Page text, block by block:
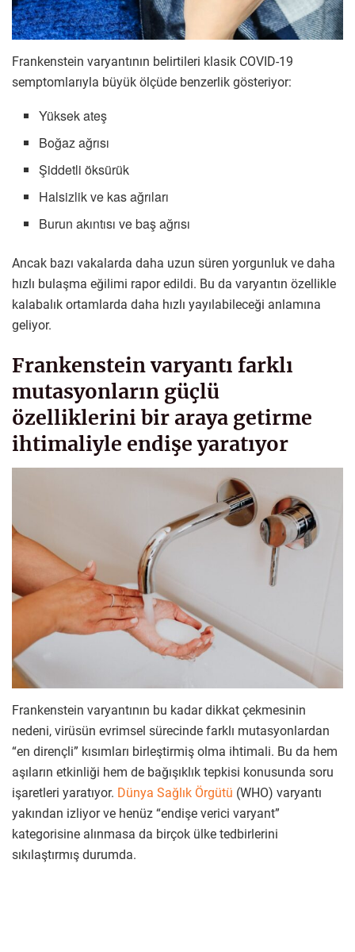
Frankenstein varyantının belirtileri klasik COVID-19
semptomlarıyla büyük ölçüde benzerlik gösteriyor:
Yüksek ateş
Boğaz ağrısı
Şiddetli öksürük
Halsizlik ve kas ağrıları
Burun akıntısı ve baş ağrısı
Ancak bazı vakalarda daha uzun süren yorgunluk ve daha
hızlı bulaşma eğilimi rapor edildi. Bu da varyantın özellikle
kalabalık ortamlarda daha hızlı yayılabileceği anlamına
geliyor.
Frankenstein varyantı farklı
mutasyonların güçlü
özelliklerini bir araya getirme
ihtimaliyle endişe yaratıyor
Frankenstein varyantının bu kadar dikkat çekmesinin
nedeni, virüsün evrimsel sürecinde farklı mutasyonlardan
“en dirençli” kısımları birleştirmiş olma ihtimali. Bu da hem
aşıların etkinliği hem de bağışıklık tepkisi konusunda soru
işaretleri yaratıyor. Dünya Sağlık Örgütü (WHO) varyantı
yakından izliyor ve henüz “endişe verici varyant”
kategorisine alınmasa da birçok ülke tedbirlerini
sıkılaştırmış durumda.